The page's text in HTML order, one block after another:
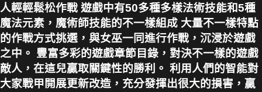
人輕輕鬆松作戰 遊戲中有50多種多樣法術技能和5種
魔法元素，魔術師技能的不一樣組成 大量不一樣特點
的作戰方式挑選，與女巫一同進行作戰，沉浸於遊戲
之中。 豐富多彩的遊戲章節目錄，對決不一樣的遊戲
敵人，在這兒贏取關鍵性的勝利。 利用人們的智能對
大家戰甲開展更新改造，充分發揮出很大的損害，贏